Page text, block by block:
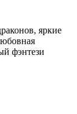
яркие
фэнтези